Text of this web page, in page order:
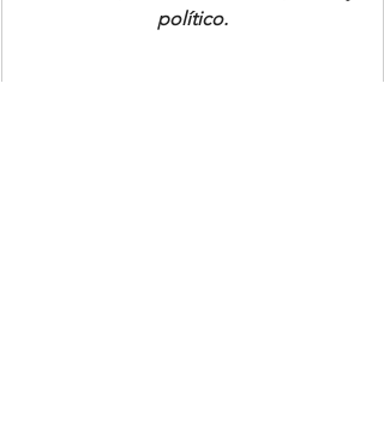
político.